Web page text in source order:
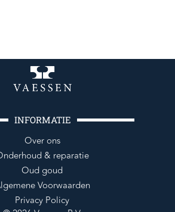
INFORMATIE
Over ons
& reparatie
Oud goud
Voorwaarden
Privacy Policy